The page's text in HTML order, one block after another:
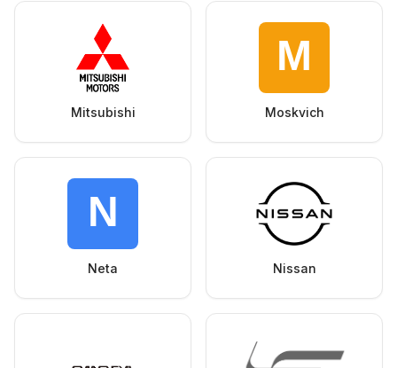
Mitsubishi Moskvich
Neta Nissan